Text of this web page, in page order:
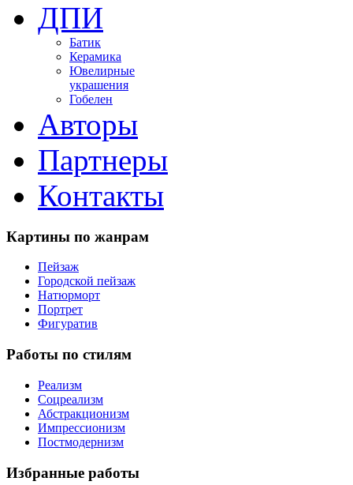
ДПИ
Батик
Керамика
Ювелирные
украшения
Гобелен
Авторы
Партнеры
Контакты
Картины по жанрам
Пейзаж
Городской пейзаж
Натюрморт
Портрет
Фигуратив
Работы по стилям
Реализм
Соцреализм
Абстракционизм
Импрессионизм
Постмодернизм
Избранные работы